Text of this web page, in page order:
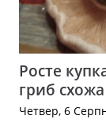
Росте
гриб
Четвер, 6